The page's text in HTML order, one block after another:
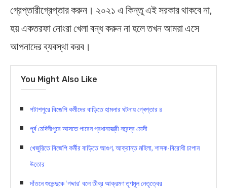
গ্রেপ্তারীগ্রেপ্তার করুন। ২০২১ এ কিন্তু এই সরকার থাকবে না,
হয় একতরফা নোংরা খেলা বন্ধ করুন না হলে তখন আমরা এসে
আপনাদের ব্যবস্থা করব।
You Might Also Like
পটাশপুরে বিজেপি কর্মীদের বাড়িতে হামলার ঘটনায় গ্ৰেপ্তার ৪
পূর্ব মেদিনীপুরে আসতে পারেন প্রধানমন্ত্রী নরেন্দ্র মোদী
খেজুরিতে বিজেপি কর্মীর বাড়িতে আগুণ, আক্রান্ত মহিলা, শাসক-বিরোধী চাপান
উতোর
দাঁতনে শুভেন্দুকে ‘গদ্দার’ বলে তীব্র আক্রমণ তৃণমূল নেতৃত্বের